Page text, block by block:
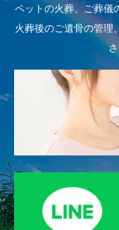
ペットの火葬、ご葬儀
火葬後のご遺骨の管理